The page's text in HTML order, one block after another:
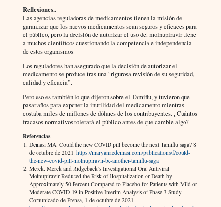
Reflexiones..
Las agencias reguladoras de medicamentos tienen la misión de
garantizar que los nuevos medicamentos sean seguros y eficaces para
el público, pero la decisión de autorizar el uso del molnupiravir tiene
a muchos científicos cuestionando la competencia e independencia
de estos organismos.
Los reguladores han asegurado que la decisión de autorizar el
medicamento se produce tras una “rigurosa revisión de su seguridad,
calidad y eficacia”.
Pero eso es también lo que dijeron sobre el Tamiflu, y tuvieron que
pasar años para exponer la inutilidad del medicamento mientras
costaba miles de millones de dólares de los contribuyentes. ¿Cuántos
fracasos normativos tolerará el público antes de que cambie algo?
Referencias
Demasi MA. Could the new COVID pill become the next Tamiflu saga? 8
de octubre de 2021. https://maryannedemasi.com/publications/f/could-
the-new-covid-pill-molnupiravir-be-another-tamiflu-saga
Merck. Merck and Ridgeback’s Investigational Oral Antiviral
Molnupiravir Reduced the Risk of Hospitalization or Death by
Approximately 50 Percent Compared to Placebo for Patients with Mild or
Moderate COVID-19 in Positive Interim Analysis of Phase 3 Study.
Comunicado de Prensa, 1 de octubre de 2021